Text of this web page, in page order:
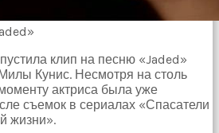
клип на песню «Jaded»
Кунис. Несмотря на столь
актриса была уже
съемок в сериалах «Спасатели
жизни».